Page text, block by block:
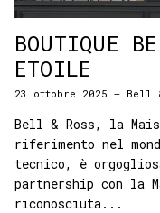
BOUTIQUE
ETOILE
23 ottobre 2025 — Bell
Bell & Ross, la
riferimento nel
tecnico, è
partnership con la
riconosciuta...